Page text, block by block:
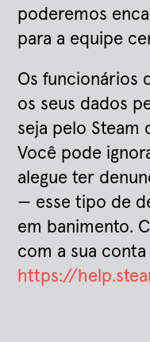
poderemos
para a equipe
Os funcionários
os seus dados
seja pelo Steam
Você pode
alegue ter
— esse tipo de
em banimento.
com a sua conta
https://